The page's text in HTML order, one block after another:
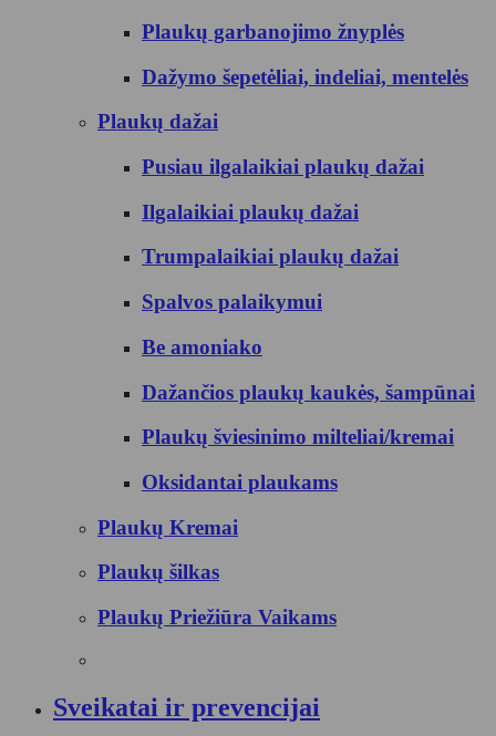
Plaukų garbanojimo žnyplės
Dažymo šepetėliai, indeliai, mentelės
Plaukų dažai
Pusiau ilgalaikiai plaukų dažai
Ilgalaikiai plaukų dažai
Trumpalaikiai plaukų dažai
Spalvos palaikymui
Be amoniako
Dažančios plaukų kaukės, šampūnai
Plaukų šviesinimo milteliai/kremai
Oksidantai plaukams
Plaukų Kremai
Plaukų šilkas
Plaukų Priežiūra Vaikams
Sveikatai ir prevencijai